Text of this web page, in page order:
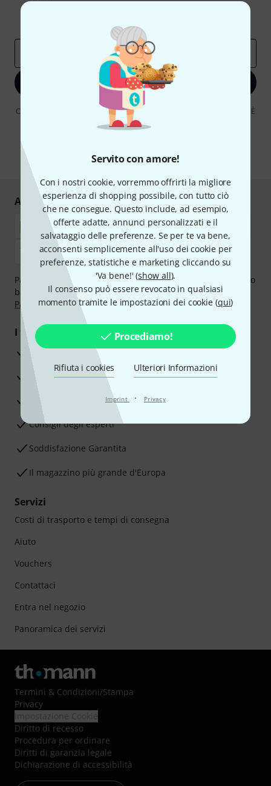
Servito con amore!
Con i nostri cookie, vorremmo offrirti la migliore
esperienza di shopping possibile, con tutto ciò
che ne consegue. Questo include, ad esempio,
offerte adatte, annunci personalizzati e il
salvataggio delle preferenze. Se per te va bene,
acconsenti semplicemente all'uso dei cookie per
preferenze, statistiche e marketing cliccando su
'Va bene!' (show all).
Il consenso può essere revocato in qualsiasi
momento tramite le impostazioni dei cookie (qui)
Procediamo!
Rifiuta i cookies Ulteriori Informazioni
Imprint · Privacy
Iscriviti ora
Cliccando su "Iscriviti ora", lei accetta di ricevere pubblicità via e-mail. È
possibile annullare l'iscrizione in qualsiasi momento. Può trovare
ulteriori informazioni sulla newsletter nelle nostre linee guida per la
* Richiesto
Acquisti e pagamenti sicuri
Paga in tutta sicurezza con Contanti alla consegna, Bonifico
bancario, PayPal, Amazon Pay, Klarna Paga Ora,Klarna
Paga in 3 rateoppure Carta di credito.
I tuoi vantaggi
3 anni di garanzia Thomann
30 giorni di garanzia soddisfatti o rimborsati
Servizio Riparazioni
Consigli degli esperti
Soddisfazione Garantita
Il magazzino più grande d'Europa
Servizi
Costi di trasporto e tempi di consegna
Aiuto
Vouchers
Contattaci
Entra nel negozio
Panoramica dei servizi
Termini & Condizioni/Stampa
Privacy
Diritto di recesso
Procedura per ordinare
Diritti di garanzia legale
Dichiarazione di accessibilità